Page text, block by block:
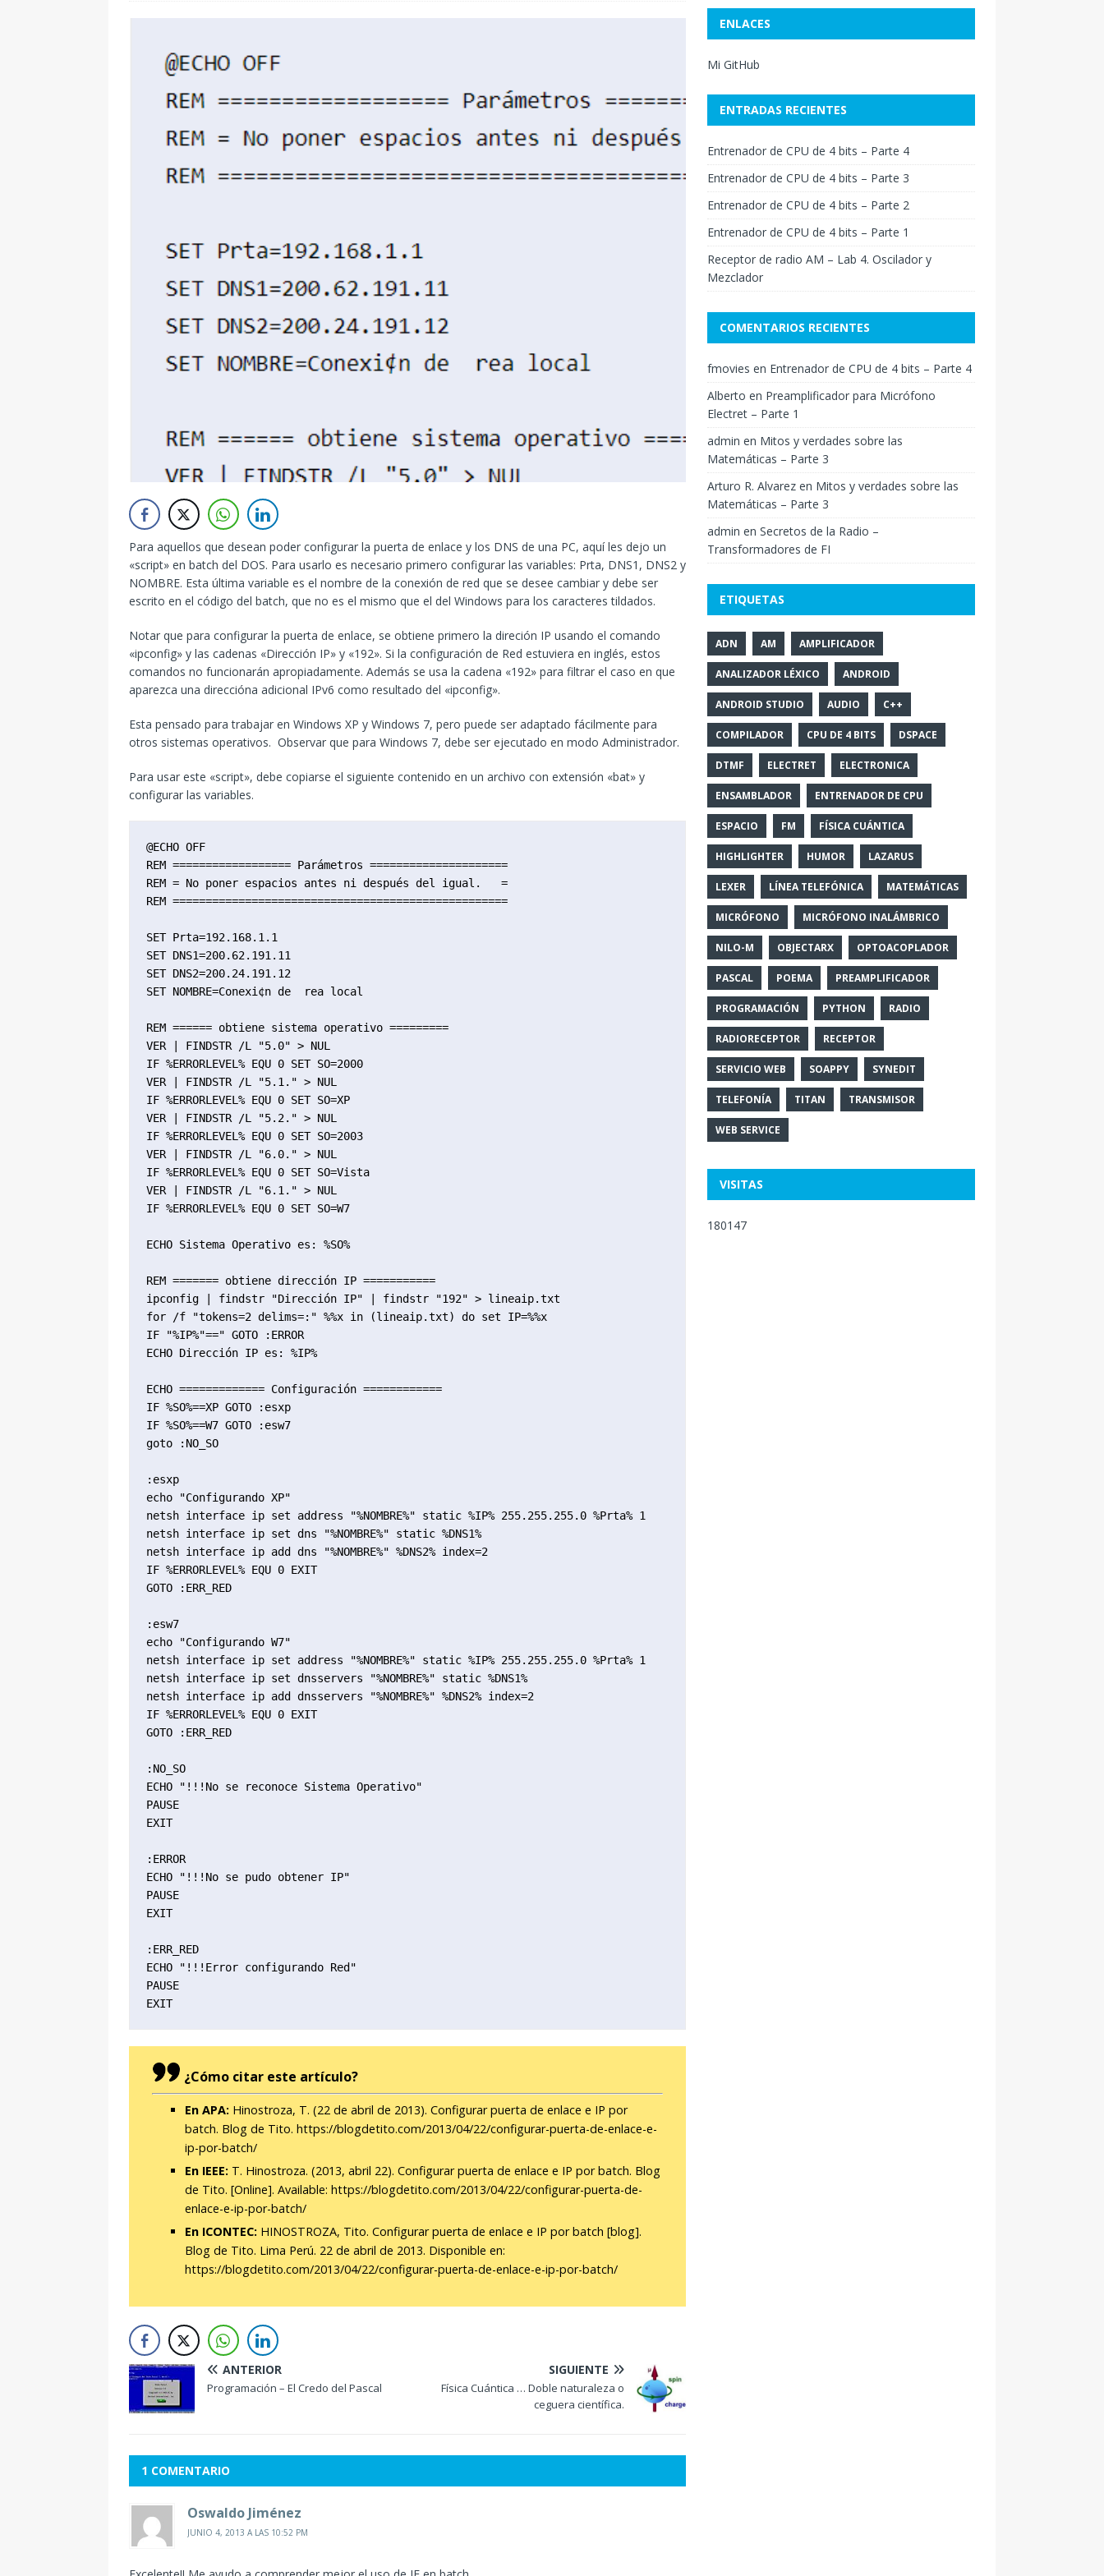
Para aquellos que desean poder configurar la puerta de enlace y los DNS de una PC, aquí les dejo un
«script» en batch del DOS. Para usarlo es necesario primero configurar las variables: Prta, DNS1, DNS2 y
NOMBRE. Esta última variable es el nombre de la conexión de red que se desee cambiar y debe ser
escrito en el código del batch, que no es el mismo que el del Windows para los caracteres tildados.
Notar que para configurar la puerta de enlace, se obtiene primero la direción IP usando el comando
«ipconfig» y las cadenas «Dirección IP» y «192». Si la configuración de Red estuviera en inglés, estos
comandos no funcionarán apropiadamente. Además se usa la cadena «192» para filtrar el caso en que
aparezca una direccióna adicional IPv6 como resultado del «ipconfig».
Esta pensado para trabajar en Windows XP y Windows 7, pero puede ser adaptado fácilmente para
otros sistemas operativos. Observar que para Windows 7, debe ser ejecutado en modo Administrador.
Para usar este «script», debe copiarse el siguiente contenido en un archivo con extensión «bat» y
configurar las variables.
@ECHO OFF
REM ================== Parámetros =====================
REM = No poner espacios antes ni después del igual.   =
REM ===================================================
SET Prta=192.168.1.1
SET DNS1=200.62.191.11
SET DNS2=200.24.191.12
SET NOMBRE=Conexi¢n de  rea local
REM ====== obtiene sistema operativo =========
VER | FINDSTR /L "5.0" > NUL
IF %ERRORLEVEL% EQU 0 SET SO=2000
VER | FINDSTR /L "5.1." > NUL
IF %ERRORLEVEL% EQU 0 SET SO=XP
VER | FINDSTR /L "5.2." > NUL
IF %ERRORLEVEL% EQU 0 SET SO=2003
VER | FINDSTR /L "6.0." > NUL
IF %ERRORLEVEL% EQU 0 SET SO=Vista
VER | FINDSTR /L "6.1." > NUL
IF %ERRORLEVEL% EQU 0 SET SO=W7
ECHO Sistema Operativo es: %SO%
REM ======= obtiene dirección IP ===========
ipconfig | findstr "Dirección IP" | findstr "192" > lineaip.txt
for /f "tokens=2 delims=:" %%x in (lineaip.txt) do set IP=%%x
IF "%IP%"==" GOTO :ERROR
ECHO Dirección IP es: %IP%
ECHO ============= Configuración ============
IF %SO%==XP GOTO :esxp
IF %SO%==W7 GOTO :esw7
goto :NO_SO
:esxp
echo "Configurando XP"
netsh interface ip set address "%NOMBRE%" static %IP% 255.255.255.0 %Prta% 1
netsh interface ip set dns "%NOMBRE%" static %DNS1%
netsh interface ip add dns "%NOMBRE%" %DNS2% index=2
IF %ERRORLEVEL% EQU 0 EXIT
GOTO :ERR_RED
:esw7
echo "Configurando W7"
netsh interface ip set address "%NOMBRE%" static %IP% 255.255.255.0 %Prta% 1
netsh interface ip set dnsservers "%NOMBRE%" static %DNS1%
netsh interface ip add dnsservers "%NOMBRE%" %DNS2% index=2
IF %ERRORLEVEL% EQU 0 EXIT
GOTO :ERR_RED
:NO_SO
ECHO "!!!No se reconoce Sistema Operativo"
PAUSE
EXIT
:ERROR
ECHO "!!!No se pudo obtener IP"
PAUSE
EXIT
:ERR_RED
ECHO "!!!Error configurando Red"
PAUSE
EXIT
¿Cómo citar este artículo?
En APA: Hinostroza, T. (22 de abril de 2013). Configurar puerta de enlace e IP por
batch. Blog de Tito. https://blogdetito.com/2013/04/22/configurar-puerta-de-enlace-e-
ip-por-batch/
En IEEE: T. Hinostroza. (2013, abril 22). Configurar puerta de enlace e IP por batch. Blog
de Tito. [Online]. Available: https://blogdetito.com/2013/04/22/configurar-puerta-de-
enlace-e-ip-por-batch/
En ICONTEC: HINOSTROZA, Tito. Configurar puerta de enlace e IP por batch [blog].
Blog de Tito. Lima Perú. 22 de abril de 2013. Disponible en:
https://blogdetito.com/2013/04/22/configurar-puerta-de-enlace-e-ip-por-batch/
ANTERIOR
Programación – El Credo del Pascal
SIGUIENTE
Física Cuántica … Doble naturaleza o
ceguera científica.
1 COMENTARIO
Oswaldo Jiménez
JUNIO 4, 2013 A LAS 10:52 PM
ENLACES
Mi GitHub
ENTRADAS RECIENTES
Entrenador de CPU de 4 bits – Parte 4
Entrenador de CPU de 4 bits – Parte 3
Entrenador de CPU de 4 bits – Parte 2
Entrenador de CPU de 4 bits – Parte 1
Receptor de radio AM – Lab 4. Oscilador y
Mezclador
COMENTARIOS RECIENTES
fmovies en Entrenador de CPU de 4 bits – Parte 4
Alberto en Preamplificador para Micrófono
Electret – Parte 1
admin en Mitos y verdades sobre las
Matemáticas – Parte 3
Arturo R. Alvarezen Mitos y verdades sobre las
Matemáticas – Parte 3
admin en Secretos de la Radio –
Transformadores de FI
ETIQUETAS
ADN AM AMPLIFICADOR
ANALIZADOR LÉXICO ANDROID
ANDROID STUDIO AUDIO C++
COMPILADOR CPU DE 4 BITS DSPACE
DTMF ELECTRET ELECTRONICA
ENSAMBLADOR ENTRENADOR DE CPU
ESPACIO FM FÍSICA CUÁNTICA
HIGHLIGHTER HUMOR LAZARUS
LEXER LÍNEA TELEFÓNICA MATEMÁTICAS
MICRÓFONO MICRÓFONO INALÁMBRICO
NILO-M OBJECTARX OPTOACOPLADOR
PASCAL POEMA PREAMPLIFICADOR
PROGRAMACIÓN PYTHON RADIO
RADIORECEPTOR RECEPTOR
SERVICIO WEB SOAPPY SYNEDIT
TELEFONÍA TITAN TRANSMISOR
WEB SERVICE
VISITAS
180147